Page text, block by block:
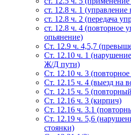
cт. 12.8 ч. 1
ст. 12.8 ч. 2 (передача
ст. 12.8 ч. 4 (повторное
опьянение)
Ст. 12.9 ч. 4,5,7
Ст. 12.10 ч. 1
Ж/Д пути)
Ст. 12.10 ч. 3
Ст. 12.15 ч. 4 (выезд на
Ст. 12.15 ч. 5
Ст. 12.16 ч. 3 (кирпич)
Ст. 12.16 ч. 3.1
Ст. 12.19 ч. 5,6
стоянки)